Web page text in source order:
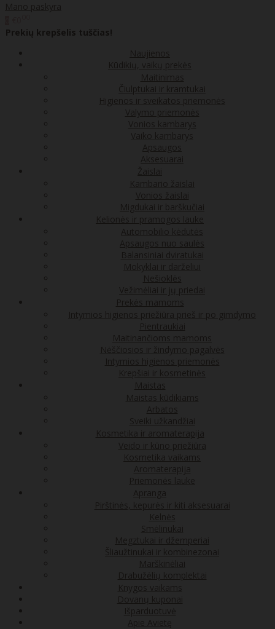
Mano paskyra
Prekių krepšelis tuščias!
Naujienos
Kūdikių, vaikų prekės
Maitinimas
Čiulptukai ir kramtukai
Higienos ir sveikatos priemonės
Valymo priemonės
Vonios kambarys
Vaiko kambarys
Apsaugos
Aksesuarai
Žaislai
Kambario žaislai
Vonios žaislai
Migdukai ir barškučiai
Kelionės ir pramogos lauke
Automobilio kėdutės
Apsaugos nuo saulės
Balansiniai dviratukai
Mokyklai ir darželiui
Nešioklės
Vežimėliai ir jų priedai
Prekės mamoms
Intymios higienos priežiūra prieš ir po gimdymo
Pientraukiai
Maitinančioms mamoms
Nėščiosios ir žindymo pagalvės
Intymios higienos priemonės
Krepšiai ir kosmetinės
Maistas
Maistas kūdikiams
Arbatos
Sveiki užkandžiai
Kosmetika ir aromaterapija
Veido ir kūno priežiūra
Kosmetika vaikams
Aromaterapija
Priemonės lauke
Apranga
Pirštinės, kepurės ir kiti aksesuarai
Kelnės
Smėlinukai
Megztukai ir džemperiai
Šliaužtinukai ir kombinezonai
Marškinėliai
Drabužėlių komplektai
Knygos vaikams
Dovanų kuponai
Išparduotuvė
Apie Avietę